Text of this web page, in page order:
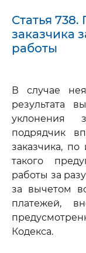
Статья
заказчика
работы
В случае
результата
уклонения
подрядчик
заказчика,
такого
работы за
за вычетом
платежей,
Кодекса.